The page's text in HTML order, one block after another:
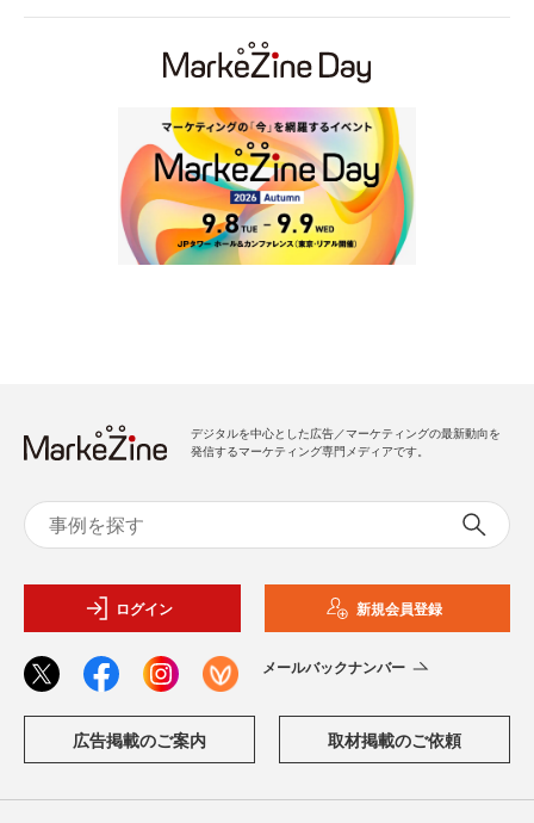
デジタルを中心とした広告／マーケティングの最新動向を
発信するマーケティング専門メディアです。
ログイン 新規会員登録
メールバックナンバー
広告掲載のご案内 取材掲載のご依頼